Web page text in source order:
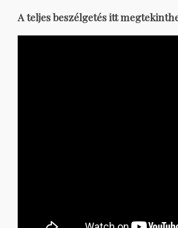
A teljes beszélgetés itt